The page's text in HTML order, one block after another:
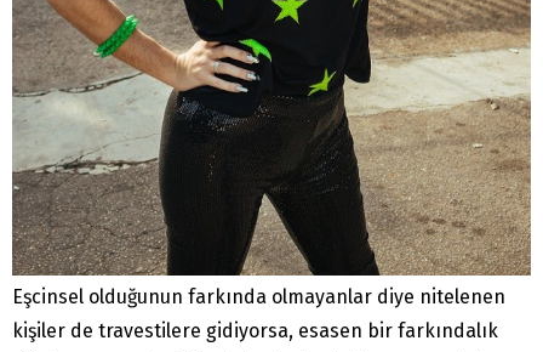
Eşcinsel olduğunun farkında olmayanlar diye nitelenen
kişiler de travestilere gidiyorsa, esasen bir farkındalık